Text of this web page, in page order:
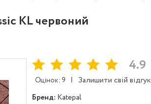
KL червоний
4.9
Оцінок: 9 | Залишити свій відгук
Бренд: Katepal